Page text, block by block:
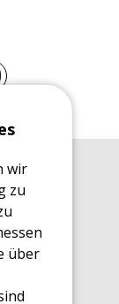
wir
zu
über